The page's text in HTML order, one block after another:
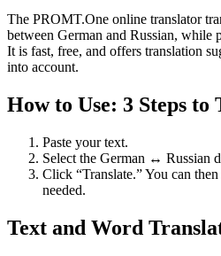
The PROMT.One online translator
between German and Russian, while
It is fast, free, and offers translation
into account.
How to Use: 3 Steps to
Paste your text.
Select the German ↔ Russian
Click “Translate.” You can
needed.
Text and Word